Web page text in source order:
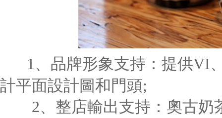
1、品牌形象支持：提供VI
計平面設計圖和門頭;
2、整店輸出支持：奧古奶